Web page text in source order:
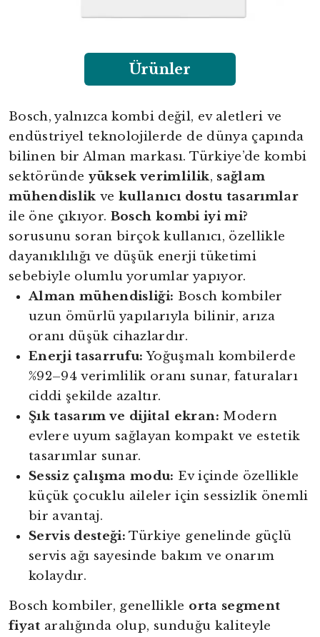
Ürünler
Bosch, yalnızca kombi değil, ev aletleri ve
endüstriyel teknolojilerde de dünya çapında
bilinen bir Alman markası. Türkiye’de kombi
sektöründe yüksek verimlilik, sağlam
mühendislik vekullanıcı dostu tasarımlar
ile öne çıkıyor. Bosch kombi iyi mi?
sorusunu soran birçok kullanıcı, özellikle
dayanıklılığı ve düşük enerji tüketimi
sebebiyle olumlu yorumlar yapıyor.
Alman mühendisliği: Bosch kombiler
uzun ömürlü yapılarıyla bilinir, arıza
oranı düşük cihazlardır.
Enerji tasarrufu: Yoğuşmalı kombilerde
%92–94 verimlilik oranı sunar, faturaları
ciddi şekilde azaltır.
Şık tasarım ve dijital ekran: Modern
evlere uyum sağlayan kompakt ve estetik
tasarımlar sunar.
Sessiz çalışma modu: Ev içinde özellikle
küçük çocuklu aileler için sessizlik önemli
bir avantaj.
Servis desteği: Türkiye genelinde güçlü
servis ağı sayesinde bakım ve onarım
kolaydır.
Bosch kombiler, genellikle orta segment
fiyat aralığında olup, sunduğu kaliteyle